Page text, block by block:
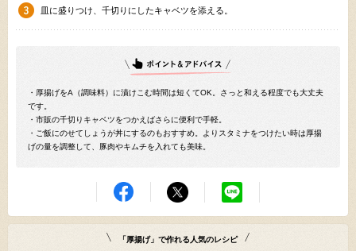
皿に盛りつけ、千切りにしたキャベツを添える。
・厚揚げをA（調味料）に漬けこむ時間は短くてOK。さっと和える程度でも大丈夫
です。
・市販の千切りキャベツをつかえばさらに便利で手軽。
・ご飯にのせてしょうが丼にするのもおすすめ。よりスタミナをつけたい時は厚揚
げの量を調整して、豚肉やキムチを入れても美味。
「厚揚げ」で作れる人気のレシピ